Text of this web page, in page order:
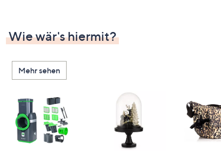
Wie wär's hiermit?
Mehr sehen